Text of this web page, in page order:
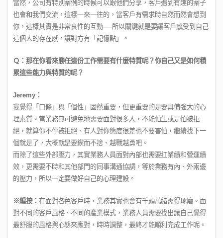
當然，公司有特別案例的時候可以跟他們分享，客戶遇到有趣的案子
也會和我們交流，這樣一來一往的，當客戶有需求時自然而然會想到
你，這樣其實是非常良性的互動──所以關鍵就是要讓客戶感受到自己
這個人的存在感，讓對方有「記憶點」。
Ｑ：那在你看來勝任這份工作需要有什麼特質呢？你自己又是如何積
累這些能力與特質的呢？
Jeremy：
我覺得「口條」與「個性」固然重要，但更重要的是要具備強大的心
理素質。當業務無可避免地需要面對很多人，不能怕生或是怕被拒
絕，就算你不停被拒絕、有人對你態度很差也不要害怕，繼續找下一
個就是了，大概就是要鍥而不捨、越戰越勇吧。
而除了這些外部壓力，其實業務人員面對內部也需要扛業績和營運績
效，更需要不時和其他部門的同事溝通協調，等於業務有內、外兩邊
的壓力，所以一定要做好自己的心理建設。
※編按： 在面對各色客戶時，業務其實也會有千頭萬緒需得琢磨。面
對不同的客戶風格、不同的產業模式，業務人員需要找出讓自己覺得
最舒服的風格與心態來應對，時時調整，最終才能順利完成工作呢。